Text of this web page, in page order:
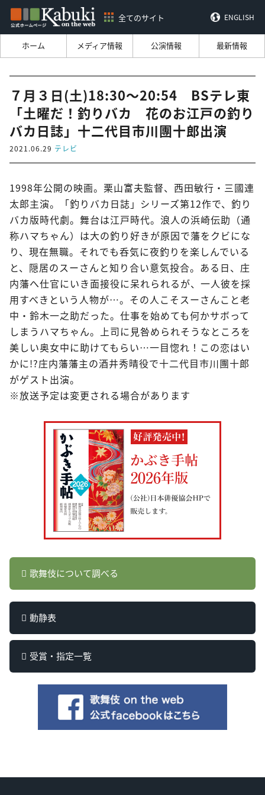
全てのサイト ENGLISH
ホーム メディア情報 公演情報 最新情報
７月３日(土)18:30～20:54 BSテレ東
「土曜だ！釣りバカ 花のお江戸の釣り
バカ日誌」十二代目市川團十郎出演
2021.06.29 テレビ
1998年公開の映画。栗山富夫監督、西田敏行・三國連
太郎主演。「釣りバカ日誌」シリーズ第12作で、釣り
バカ版時代劇。舞台は江戸時代。浪人の浜崎伝助（通
称ハマちゃん）は大の釣り好きが原因で藩をクビにな
り、現在無職。それでも呑気に夜釣りを楽しんでいる
と、隠居のスーさんと知り合い意気投合。ある日、庄
内藩へ仕官にいき面接役に呆れられるが、一人彼を採
用すべきという人物が…。その人こそスーさんこと老
中・鈴木一之助だった。仕事を始めても何かサボって
しまうハマちゃん。上司に見咎められそうなところを
美しい奥女中に助けてもらい…一目惚れ！この恋はい
かに!?庄内藩藩主の酒井秀晴役で十二代目市川團十郎
がゲスト出演。
※放送予定は変更される場合があります
歌舞伎について調べる
動静表
受賞・指定一覧